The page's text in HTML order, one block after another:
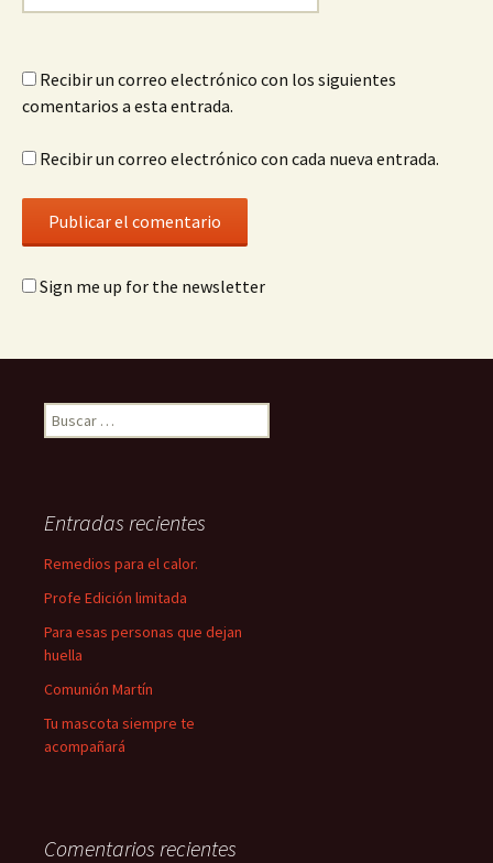
Recibir un correo electrónico con los siguientes
comentarios a esta entrada.
Recibir un correo electrónico con cada nueva entrada.
Sign me up for the newsletter
Buscar:
Entradas recientes
Remedios para el calor.
Profe Edición limitada
Para esas personas que dejan
huella
Comunión Martín
Tu mascota siempre te
acompañará
Comentarios recientes